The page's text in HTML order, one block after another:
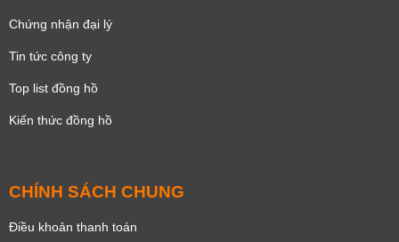
Chứng nhận đại lý
Tin tức công ty
Top list đồng hồ
Kiến thức đồng hồ
CHÍNH SÁCH CHUNG
Điều khoản thanh toán